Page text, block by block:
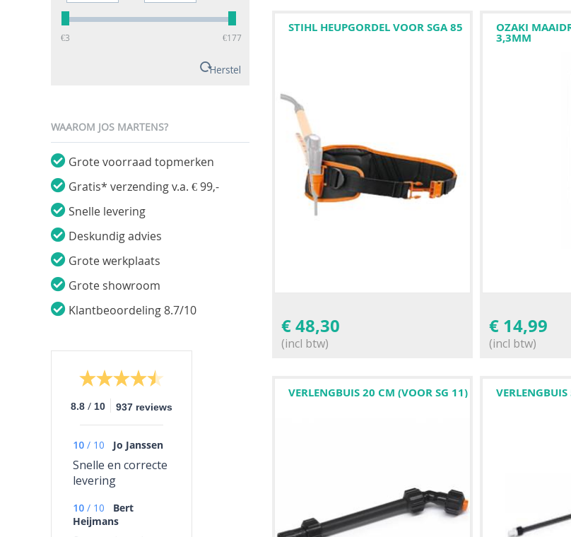
‎€3 ‎€177
Herstel
WAAROM JOS MARTENS?
Grote voorraad topmerken
Gratis* verzending v.a. € 99,-
Snelle levering
Deskundig advies
Grote werkplaats
Grote showroom
Klantbeoordeling 8.7/10
8.8 / 10 937 reviews
10 / 10 Jo Janssen
Snelle en correcte
levering
10 / 10
Bert
Heijmans
STIHL HEUPGORDEL VOOR SGA 85
€48,30
(incl btw)
OZAKI
3,3MM
€ 14,99
(incl btw)
VERLENGBUIS 20 CM (VOOR SG 11)